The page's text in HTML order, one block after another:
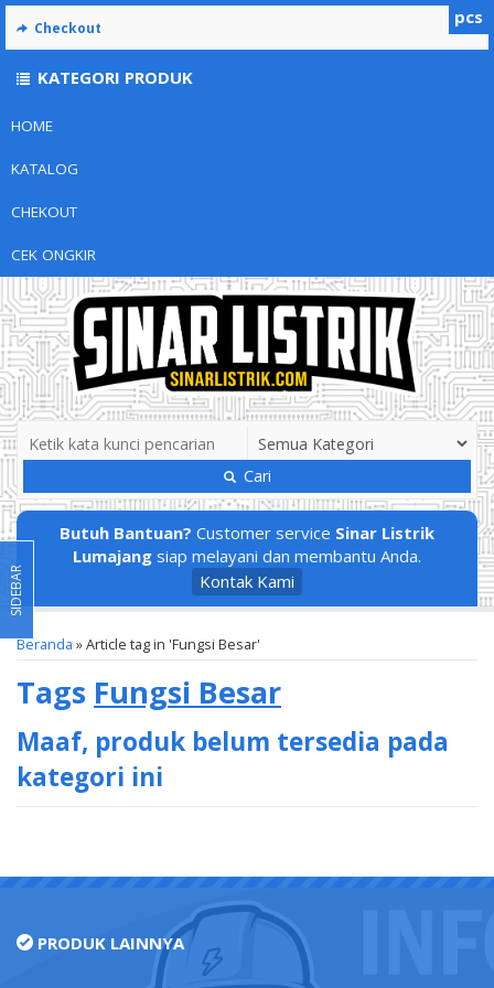
HOME
KATALOG
CHEKOUT
CEK ONGKIR
Cari
Butuh Bantuan? Customer service Sinar Listrik
Lumajang siap melayani dan membantu Anda.
Kontak Kami
Beranda »Article tag in 'Fungsi Besar'
Tags Fungsi Besar
Maaf, produk belum tersedia pada
kategori ini
pcs
Checkout
KATEGORI PRODUK
SIDEBAR
PRODUK LAINNYA